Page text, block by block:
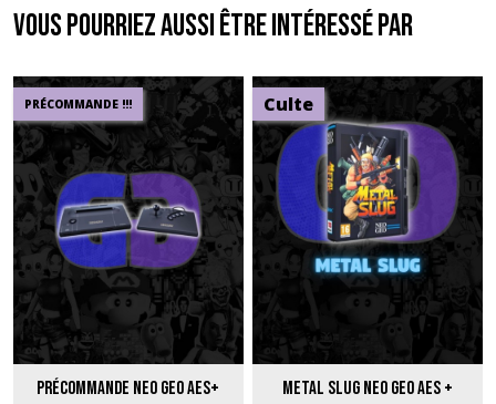
Vous pourriez aussi être intéressé par
PRÉCOMMANDE !!!
Précommande Neo Geo AES+
Culte
Metal Slug Neo Geo AES +